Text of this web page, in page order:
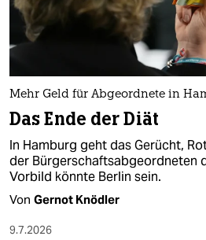
nord
wahrheit
verlag
verlag
veranstaltungen
shop
fragen & hilfe
Mehr Geld für Abgeordnete in
Das Ende der Diät
In Hamburg geht das Gerücht,
der Bürgerschaftsabgeordneten
Vorbild könnte Berlin sein.
Von Gernot Knödler
9.7.2026